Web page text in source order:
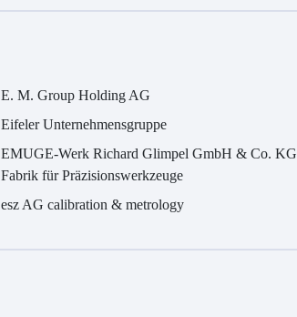
E. M. Group Holding AG
Eifeler Unternehmensgruppe
EMUGE-Werk Richard Glimpel GmbH & Co. KG
Fabrik für Präzisionswerkzeuge
esz AG calibration & metrology